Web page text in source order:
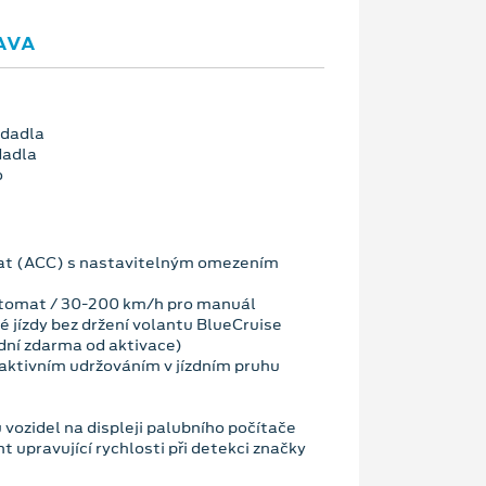
(ACC) s nastavitelným omezením
/ 30-200 km/h pro manuál
jízdy bez držení volantu BlueCruise
zdarma od aktivace)
udržováním v jízdním pruhu
na displeji palubního počítače
upravující rychlosti při detekci značky